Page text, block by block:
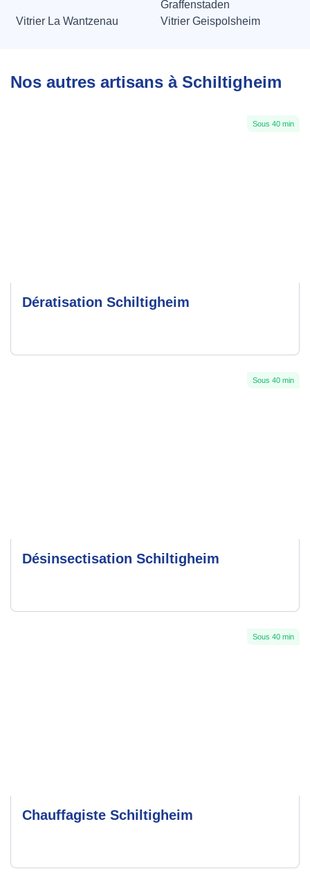
Graffenstaden
Vitrier La Wantzenau
Vitrier Geispolsheim
Nos autres artisans à Schiltigheim
Sous 40 min
Dératisation Schiltigheim
Sous 40 min
Désinsectisation Schiltigheim
Sous 40 min
Chauffagiste Schiltigheim